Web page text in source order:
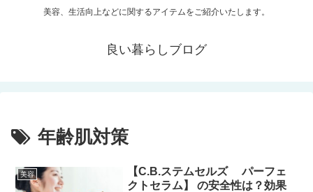
美容、生活向上などに関するアイテムをご紹介いたします。
良い暮らしブログ
年齢肌対策
美容
【C.B.ステムセルズ パーフェ
クトセラム】 の安全性は？効果